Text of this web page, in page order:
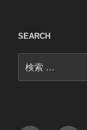
SEARCH
索: